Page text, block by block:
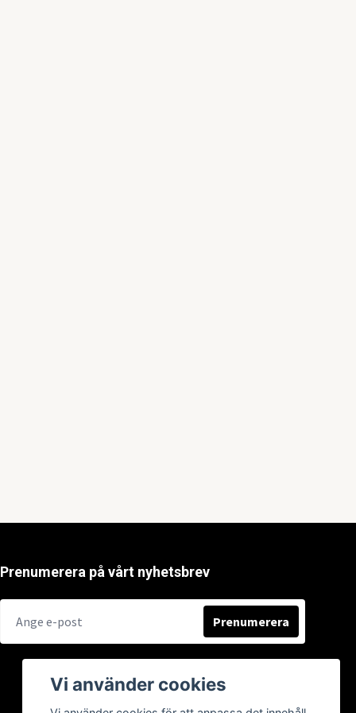
Prenumerera på vårt nyhetsbrev
Prenumerera
Vi använder cookies